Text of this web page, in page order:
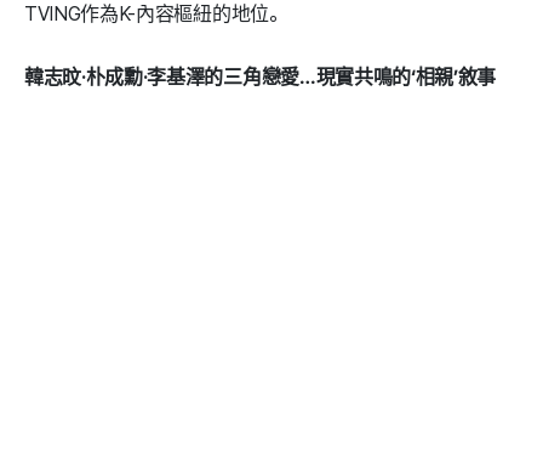
TVING作為K-內容樞紐的地位。
韓志旼·朴成勳·李基澤的三角戀愛…現實共鳴的‘相親’敘事